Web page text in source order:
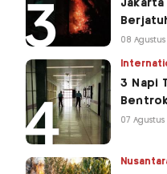
Jakarta
08
3 Napi
07